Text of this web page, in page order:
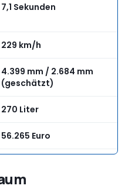
7,1 Sekunden
229 km/h
4.399 mm / 2.684 mm
(geschätzt)
270 Liter
56.265 Euro